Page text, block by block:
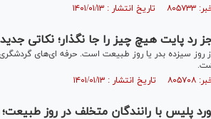
: ۱۴۰۱/۰۱/۱۳
رد پایت هیچ چیز را جا نگذار؛ نکاتی
روز سیزده بدر یا روز طبیعت است. حرفه ای‌های
: ۱۴۰۱/۰۱/۱۳
پلیس با رانندگان متخلف در روز